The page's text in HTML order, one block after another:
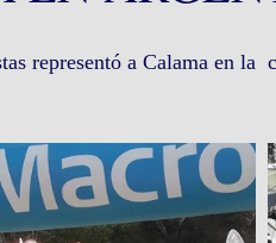
representó a Calama en la